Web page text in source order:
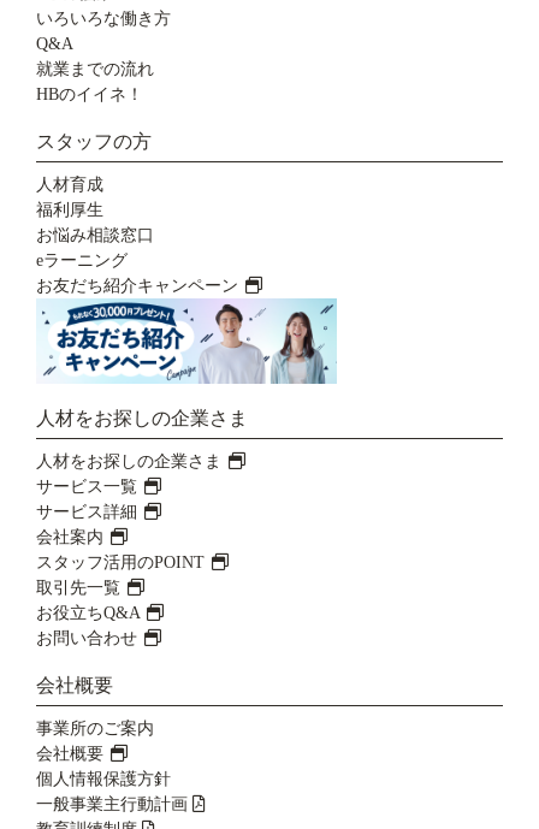
いろいろな働き方
Q&A
就業までの流れ
HBのイイネ！
スタッフの方
人材育成
福利厚生
お悩み相談窓口
eラーニング
お友だち紹介キャンペーン
人材をお探しの企業さま
人材をお探しの企業さま
サービス一覧
サービス詳細
会社案内
スタッフ活用のPOINT
取引先一覧
お役立ちQ&A
お問い合わせ
会社概要
事業所のご案内
会社概要
個人情報保護方針
一般事業主行動計画